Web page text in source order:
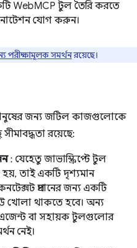
WebMCP টুল তৈরি করতে
যোগ করুন।
পরীক্ষামূলক সমর্থনরয়েছে।
জন্য জটিল কাজগুলোকে
রয়েছে:
: যেহেতু জাভাস্ক্রিপ্টে টুল
তাই একটি দৃশ্যমান
প্রদানের জন্য একটি
খোলা থাকতে হবে। অন্য
বা সহায়ক টুলগুলোর
নেই।